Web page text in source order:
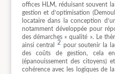
offices HLM, réduisant souvent
gestion et d’optimisation
locataire dans la conception
notamment développée pour
des démarches « qualité ». Le
ainsi central 2pour soutenir la
des coûts de gestion, cela
(épanouissement des citoyens)
cohérence avec les logiques de